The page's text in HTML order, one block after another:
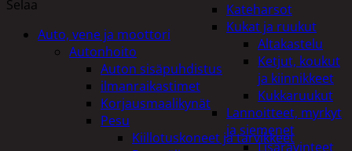
Kateharsot
Kukat ja ruukut
Altakastelu
Ketjut, koukut
ja kiinnikkeet
Kukkaruukut
Lannoitteet, myrkyt
ja siemenet
Lisäravinteet
Selaa
Auto, vene ja moottori
Autonhoito
Auton sisäpuhdistus
ilmanraikastimet
Korjausmaalikynät
Pesu
Kiillotuskoneet ja tarvikkeet